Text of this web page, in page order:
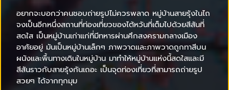
อยากจะบอกว่าคนชอบถ่ายรูปไม่ควรพลาด หมู่บ้านสายรุ้งในไถ
จงเป็นอีกหนึ่งสถานที่ท่องเที่ยวของไต้หวันที่เต็มไปด้วยสีสันที่
สดใส เป็นหมู่บ้านเก่าแก่ที่มีทหารผ่านศึกสงครามกลางเมือง
อาศัยอยู่ มันเป็นหมู่บ้านเล็กๆ ภาพวาดและภาพวาดถูกทาสีบน
ผนังและพื้นทางเดินในหมู่บ้าน มาทำให้หมู่บ้านแห่งนี้สดใสและมี
สีสันราวกับสายรุ้งกันเถอะ เป็นจุดท่องเที่ยวที่สามารถถ่ายรูป
สวยๆ ได้จากทุกมุม